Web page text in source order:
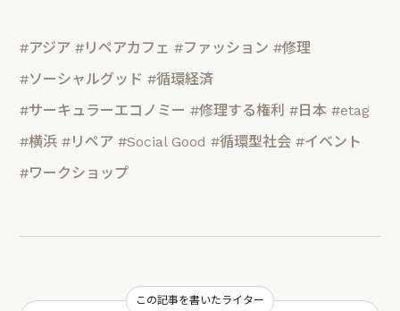
#アジア #リペアカフェ #ファッション #修理
#ソーシャルグッド #循環経済
#サーキュラーエコノミー #修理する権利 #日本 #etag
#横浜 #リペア #Social Good #循環型社会 #イベント
#ワークショップ
この記事を書いたライター